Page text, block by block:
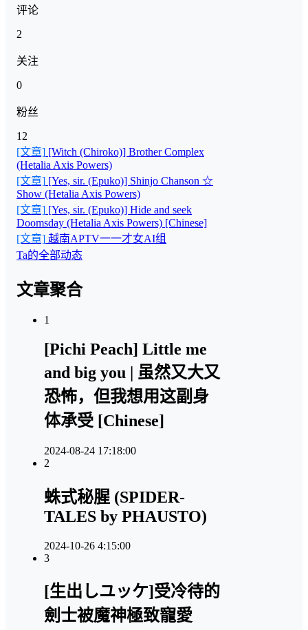
评论
2
关注
0
粉丝
12
[文章] [Witch (Chiroko)] Brother Complex
(Hetalia Axis Powers)
[文章] [Yes, sir. (Epuko)] Shinjo Chanson ☆
Show (Hetalia Axis Powers)
[文章] [Yes, sir. (Epuko)] Hide and seek
Doomsday (Hetalia Axis Powers) [Chinese]
[文章] 越南APTV一一才女AI组
Ta的全部动态
文章聚合
1
[Pichi Peach] Little me
and big you | 虽然又大又
恐怖，但我想用这副身
体承受 [Chinese]
2024-08-24 17:18:00
2
蛛式秘腥 (SPIDER-
TALES by PHAUSTO)
2024-10-26 4:15:00
3
[生出しユッケ]受冷待的
劍士被魔神極致寵愛